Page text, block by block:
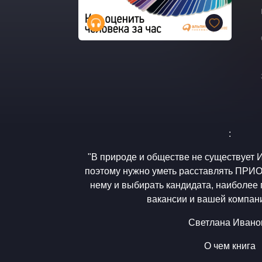
:
"В природе и обществе не
поэтому нужно уметь расставлять
нему и выбирать кандидата,
вакансии и вашей
Светлана
О чем книга